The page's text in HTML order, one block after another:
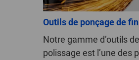
Outils de ponçage de
Notre gamme d’outils
polissage est l’une des